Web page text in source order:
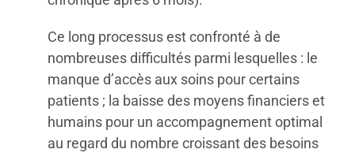
Ce long processus est confronté à de
nombreuses difficultés parmi lesquelles : le
manque d’accès aux soins pour certains
patients ; la baisse des moyens financiers et
humains pour un accompagnement optimal
au regard du nombre croissant des besoins